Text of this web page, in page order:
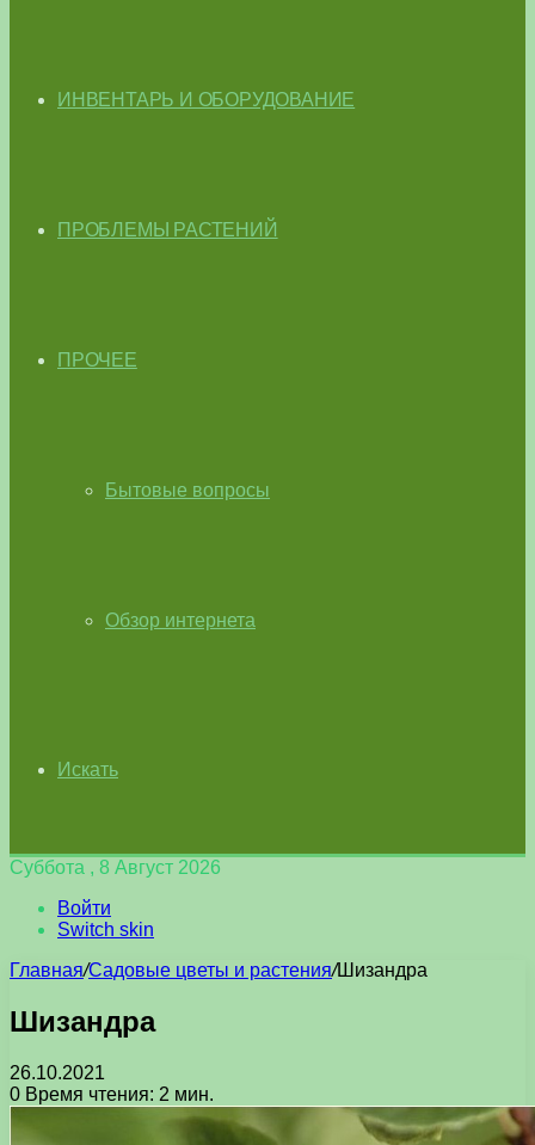
ИНВЕНТАРЬ И ОБОРУДОВАНИЕ
ПРОБЛЕМЫ РАСТЕНИЙ
ПРОЧЕЕ
Бытовые вопросы
Обзор интернета
Искать
Суббота , 8 Август 2026
Войти
Switch skin
Главная/Садовые цветы и растения/Шизандра
Шизандра
26.10.2021
0 Время чтения: 2 мин.